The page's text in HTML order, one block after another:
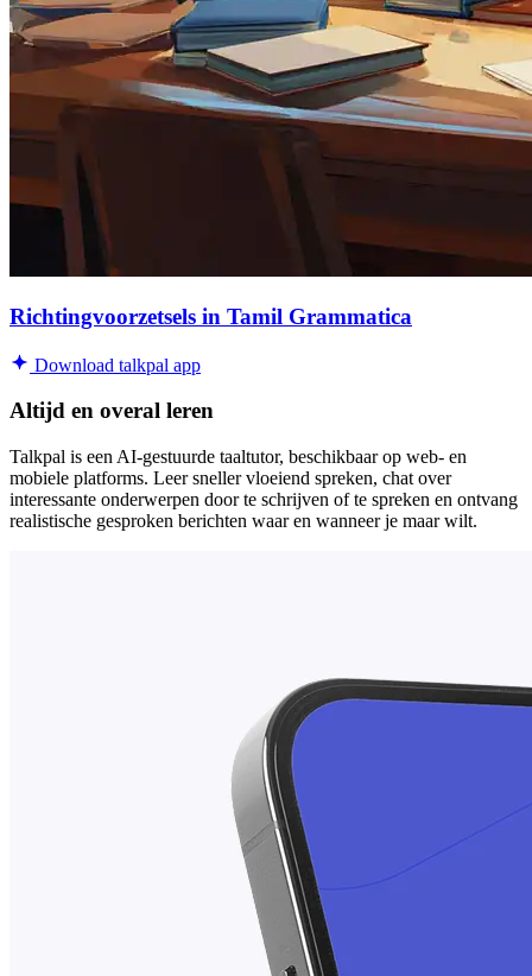
Richtingvoorzetsels in Tamil Grammatica
Download talkpal app
Altijd en overal leren
Talkpal is een AI-gestuurde taaltutor, beschikbaar op web- en
mobiele platforms. Leer sneller vloeiend spreken, chat over
interessante onderwerpen door te schrijven of te spreken en ontvang
realistische gesproken berichten waar en wanneer je maar wilt.